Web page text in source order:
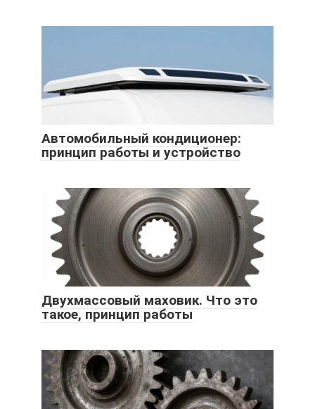
Автомобильный кондиционер:
принцип работы и устройство
Двухмассовый маховик. Что это
такое, принцип работы